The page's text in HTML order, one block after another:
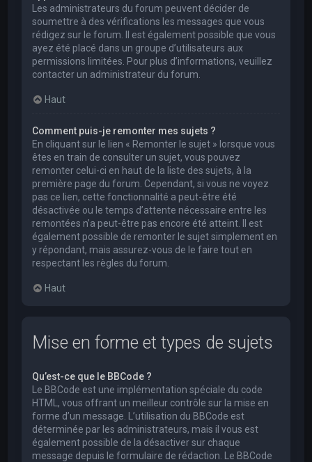
Les administrateurs du forum peuvent décider de
soumettre à des vérifications les messages que vous
rédigez sur le forum. Il est également possible que vous
ayez été placé dans un groupe d’utilisateurs aux
permissions limitées. Pour plus d’informations, veuillez
contacter un administrateur du forum.
Haut
Comment puis-je remonter mes sujets ?
En cliquant sur le lien « Remonter le sujet » lorsque vous
êtes en train de consulter un sujet, vous pouvez
remonter celui-ci en haut de la liste des sujets, à la
première page du forum. Cependant, si vous ne voyez
pas ce lien, cette fonctionnalité a peut-être été
désactivée ou le temps d’attente nécessaire entre les
remontées n’a peut-être pas encore été atteint. Il est
également possible de remonter le sujet simplement en
y répondant, mais assurez-vous de le faire tout en
respectant les règles du forum.
Haut
Mise en forme et types de sujets
Qu’est-ce que le BBCode ?
Le BBCode est une implémentation spéciale du code
HTML, vous offrant un meilleur contrôle sur la mise en
forme d’un message. L’utilisation du BBCode est
déterminée par les administrateurs, mais il vous est
également possible de la désactiver sur chaque
message depuis le formulaire de rédaction. Le BBCode